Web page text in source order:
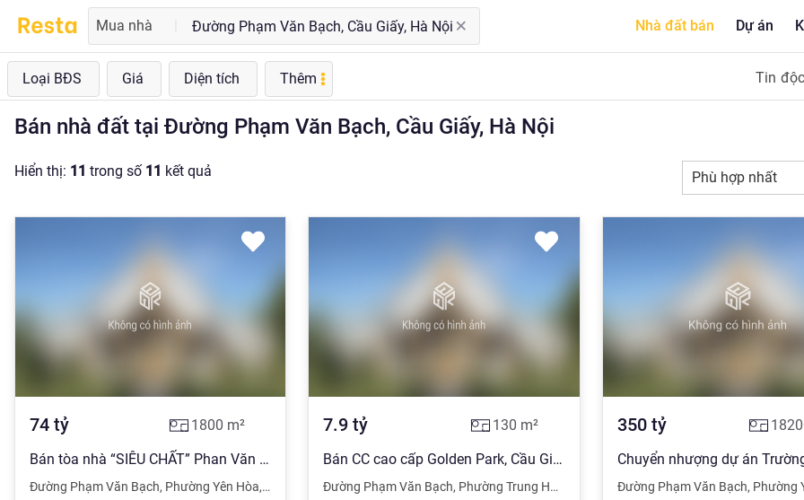
Mua nhà Nhà đất bán Dự án
Loại BĐS Giá Diện tích Thêm Tin
Bán nhà đất tại Đường Phạm Văn Bạch, Cầu Giấy, Hà Nội
Hiển thị: 11 trong số 11 kết quả Phù hợp nhất
74 tỷ 1800 m²
Bán tòa nhà “SIÊU CHẤT” Phan Văn Bạch Q.Cầu Giấy 300m2 X 6 tầng mặt tiền siêu rộng 74 tỷ,
Đường Phạm Văn Bạch, Phường Yên Hòa,Quận Cầu Giấy,Hà Nội
7.9 tỷ 130 m²
Bán CC cao cấp Golden Park, Cầu Giấy, 130 m2, 3 ngủ, nội thất tiền tỷ, chỉ xách vali về ở
Đường Phạm Văn Bạch, Phường Trung Hòa Quận Cầu Giấy, Hà Nội
350tỷ
Đường Phạm Văn Bạch, Phường